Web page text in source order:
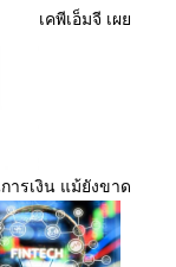
เคพีเอ็มจี เผย
ารเงิน แม้ยังขาด